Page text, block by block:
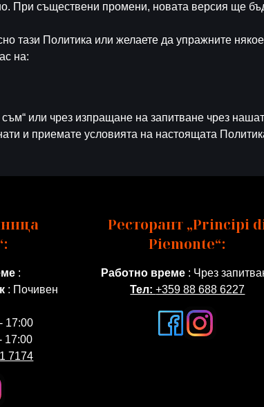
При съществени промени, новата версия ще
тази Политика или желаете да упражните
на:
или чрез изпращане на запитване чрез
и приемате условията на настоящата
:
: Почивен
17:00
17:00
7174
Ресторант „Principi
Piemonte“:
Работно време: Чрез
Тел:+359 88 688 6227